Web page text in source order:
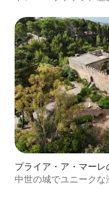
プライア・ア・マーレ
中世の城でユニークな